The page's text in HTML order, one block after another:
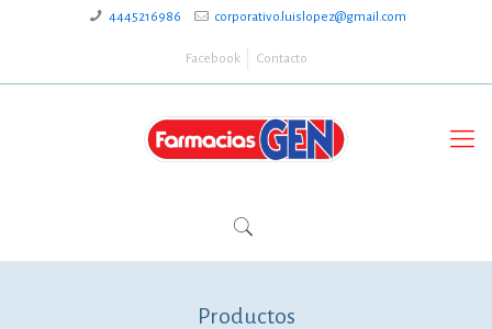
4445216986 corporativo.luislopez@gmail.com
Facebook Contacto
Productos